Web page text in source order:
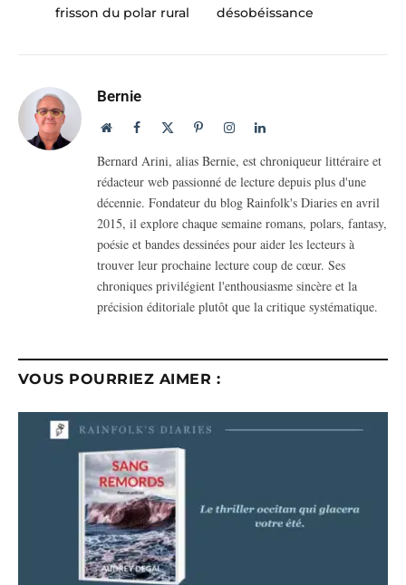
frisson du polar rural
désobéissance
Bernie
WebsiteFacebook PinterestInstagramLinkedIn
Bernard Arini, alias Bernie, est chroniqueur littéraire et
rédacteur web passionné de lecture depuis plus d'une
décennie. Fondateur du blog Rainfolk's Diaries en avril
2015, il explore chaque semaine romans, polars, fantasy,
poésie et bandes dessinées pour aider les lecteurs à
trouver leur prochaine lecture coup de cœur. Ses
chroniques privilégient l'enthousiasme sincère et la
précision éditoriale plutôt que la critique systématique.
VOUS POURRIEZ AIMER :